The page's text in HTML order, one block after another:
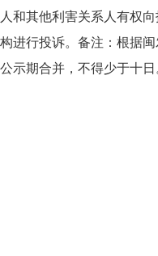
和其他利害关系人有权
进行投诉。 备注：根据
示期合并，不得少于十日